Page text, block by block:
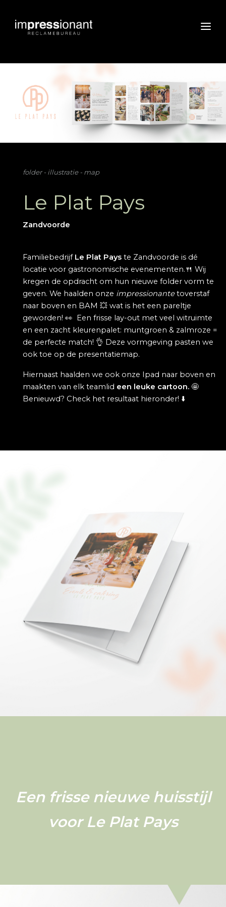
Referenties
Klanten
we
advies
folder - illustratie - map
Le Plat Pays
Zandvoorde
Familiebedrijf Le Plat Pays te Zandvoorde is dé
locatie voor gastronomische evenementen.🍴 Wij
kregen de opdracht om hun nieuwe folder vorm te
geven. We haalden onze impressionantetoverstaf
naar boven en BAM 💥 wat is het een pareltje
geworden! 👀 Een frisse lay-out met veel witruimte
en een zacht kleurenpalet: muntgroen & zalmroze =
de perfecte match! 👌 Deze vormgeving pasten we
ook toe op de presentatiemap.
Hiernaast haalden we ook onze Ipad naar boven en
maakten van elk teamlid een leuke cartoon. 🤩
Benieuwd? Check het resultaat hieronder! ⬇️
Een frisse nieuwe huisstijl
voor Le Plat Pays